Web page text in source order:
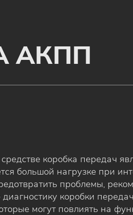
АКПП
коробка передач
большой нагрузке при
проблемы,
коробки
могут повлиять на